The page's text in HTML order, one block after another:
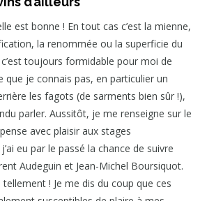
est bonne ! En tout cas c’est la mienne,
la renommée ou la superficie du
toujours formidable pour moi de
que je connais pas, en particulier un
les fagots (de sarments bien sûr !),
parler. Aussitôt, je me renseigne sur le
avec plaisir aux stages
eu par le passé la chance de suivre
Audeguin et Jean-Michel Boursiquot.
! Je me dis du coup que ces